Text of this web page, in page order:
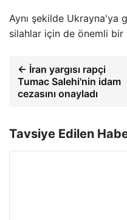
Aynı şekilde Ukrayna'ya
silahlar için de önemli bir
← İran yargısı rapçi
Tumac Salehi'nin idam
cezasını onayladı
Tavsiye Edilen